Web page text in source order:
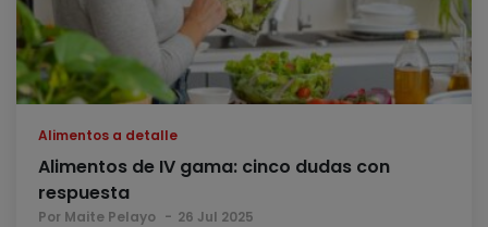
Alimentos a detalle
Alimentos de IV gama: cinco dudas con
respuesta
Por Maite Pelayo 26 Jul 2025